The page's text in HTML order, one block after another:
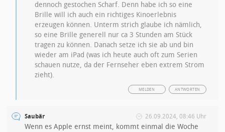
dennoch gestochen Scharf. Denn habe ich so eine
Brille will ich auch ein richtiges Kinoerlebnis
erzeugen können. Unterm strich glaube ich nämlich,
so eine Brille generell nur ca 3 Stunden am Stück
tragen zu können. Danach setze ich sie ab und bin
wieder am iPad (was ich heute auch oft zum Serien
schauen nutze, da der Fernseher eben extrem Strom
zieht).
ANTWORTEN
MELDEN
Saubär 26.09.2024, 08:46 Uhr
Wenn es Apple ernst meint, kommt einmal die Woche